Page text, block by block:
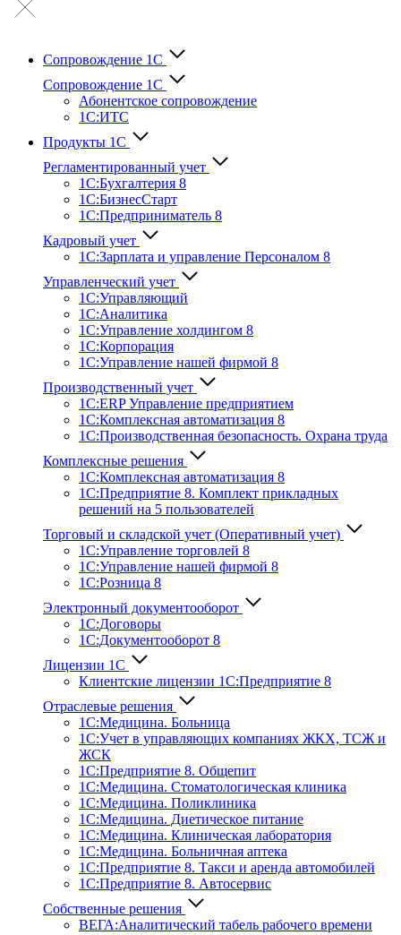
Сопровождение 1С
Сопровождение 1С
Абонентское сопровождение
1С:ИТС
Продукты 1С
Регламентированный учет
1C:Бухгалтерия 8
1С:БизнесСтарт
1C:Предприниматель 8
Кадровый учет
1С:Зарплата и управление Персона­лом 8
Управленческий учет
1С:Управляющий
1С:Аналитика
1С:Управление холдингом 8
1С:Корпорация
1С:Управление нашей фирмой 8
Производственный учет
1С:ERP Управление предприятием
1С:Комплексная автоматизация 8
1С:Производственная безопасность. Охрана труда
Комплексные решения
1С:Комплексная автоматизация 8
1С:Предприятие 8. Комплект прикладных
решений на 5 пользователей
Торговый и складской учет (Оперативный учет)
1С:Управление торговлей 8
1С:Управление нашей фирмой 8
1С:Розница 8
Электронный документооборот
1С:Договоры
1С:Документооборот 8
Лицензии 1С
Клиентские лицензии 1С:Предприятие 8
Отраслевые решения
1С:Медицина. Больница
1C:Учет в управляющих компаниях ЖКХ, ТСЖ и
ЖСК
1С:Предприятие 8. Общепит
1С:Медицина. Стоматологическая клиника
1С:Медицина. Поликлиника
1С:Медицина. Диетическое питание
1С:Медицина. Клиническая лаборатория
1С:Медицина. Больничная аптека
1С:Предприятие 8. Такси и аренда автомобилей
1С:Предприятие 8. Автосервис
Собственные решения
ВЕГА:Аналитичес­кий табель рабочего времени